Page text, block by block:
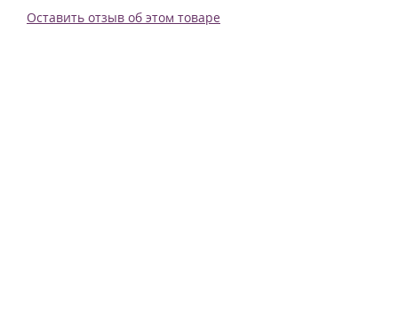
Оставить отзыв об этом товаре